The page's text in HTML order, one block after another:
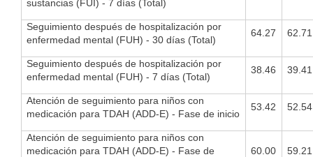
sustancias (FUI) - 7 días (Total)
Seguimiento después de hospitalización por
enfermedad mental (FUH) - 30 días (Total)
64.27 62.71
Seguimiento después de hospitalización por
enfermedad mental (FUH) - 7 días (Total)
38.46 39.41
Atención de seguimiento para niños con
medicación para TDAH (ADD-E) - Fase de inicio
53.42 52.54
Atención de seguimiento para niños con
medicación para TDAH (ADD-E) - Fase de
60.00 59.21